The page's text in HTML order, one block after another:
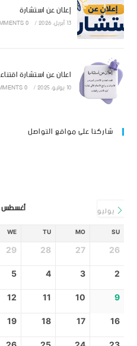
إعلان عن استشارة
13 أبريل، 2026 /
0 COMMENTS
اعلان عن استشارة اقتناء
10 يوليو، 2025 /
0 COMMENTS
شاركنا على مواقع التواصل
يوليو أغسطس 2026
SU
MO
TU
WE
26
27
28
29
2
3
4
5
9
10
11
12
16
17
18
19